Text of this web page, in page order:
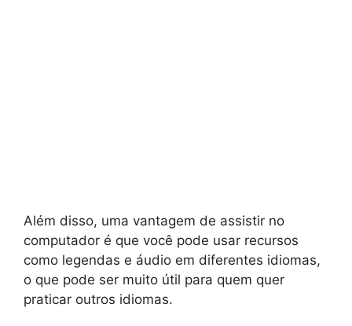
Além disso, uma vantagem de assistir no
computador é que você pode usar recursos
como legendas e áudio em diferentes idiomas,
o que pode ser muito útil para quem quer
praticar outros idiomas.